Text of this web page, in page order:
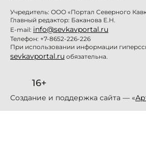
Учредитель: ООО «Портал Северного
Главный редактор: Баканова Е.Н.
E-mail: info@sevkavportal.ru
Телефон: +7-8652-226-226
При использовании информации
sevkavportal.ru обязательна.
16+
Создание и поддержка сайта — «